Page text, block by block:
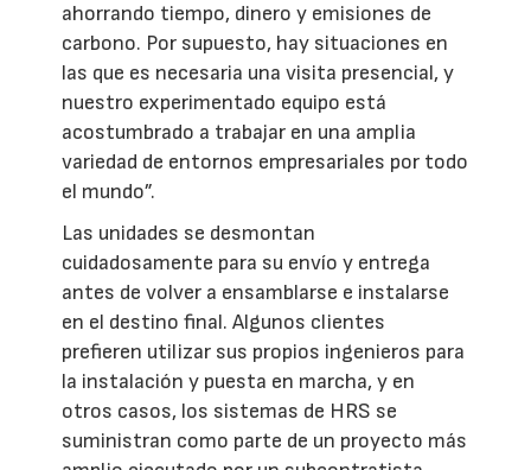
ahorrando tiempo, dinero y emisiones de
carbono. Por supuesto, hay situaciones en
las que es necesaria una visita presencial, y
nuestro experimentado equipo está
acostumbrado a trabajar en una amplia
variedad de entornos empresariales por todo
el mundo”.
Las unidades se desmontan
cuidadosamente para su envío y entrega
antes de volver a ensamblarse e instalarse
en el destino final. Algunos clientes
prefieren utilizar sus propios ingenieros para
la instalación y puesta en marcha, y en
otros casos, los sistemas de HRS se
suministran como parte de un proyecto más